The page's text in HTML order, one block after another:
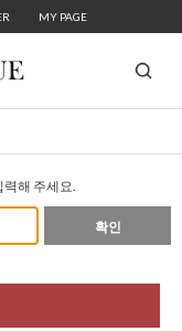
MY PAGE
력해 주세요.
확인